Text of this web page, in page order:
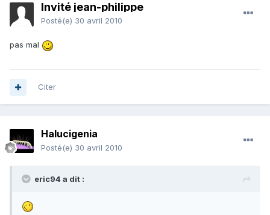
Invité jean-philippe
Posté(e) 30 avril 2010
pas mal
Citer
Halucigenia
Posté(e) 30 avril 2010
eric94 a dit :